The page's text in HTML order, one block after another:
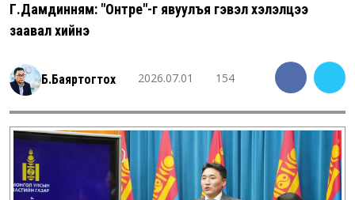
Г.Дамдинням: "Онтре"-г явуулъя гэвэл хэлэлцээ
заавал хийнэ
Б.Баяртогтох 2026.07.01 154